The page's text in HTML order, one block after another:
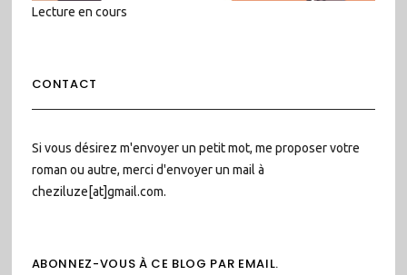
Lecture en cours
CONTACT
Si vous désirez m'envoyer un petit mot, me proposer votre
roman ou autre, merci d'envoyer un mail à
cheziluze[at]gmail.com.
ABONNEZ-VOUS À CE BLOG PAR EMAIL.